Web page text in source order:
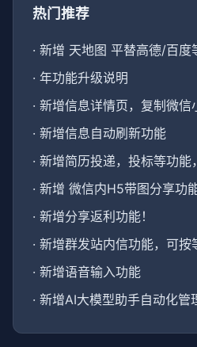
热门推荐
· 新增 天地图 平替高德/百度
· 年功能升级说明
· 新增信息详情页，复制微信
· 新增信息自动刷新功能
· 新增简历投递，投标等功能
· 新增 微信内H5带图分享功
· 新增分享返利功能！
· 新增群发站内信功能，可按
· 新增语音输入功能
· 新增AI大模型助手自动化管